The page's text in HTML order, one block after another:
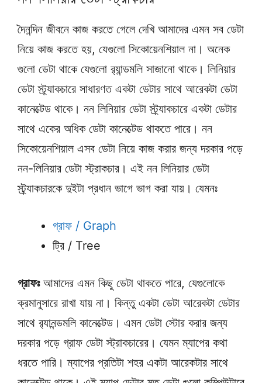
দৈনন্দিন জীবনে কাজ করতে গেলে দেখি আমাদের এমন সব ডেটা
নিয়ে কাজ করতে হয়, যেগুলো সিকোয়েনশিয়াল না। অনেক
গুলো ডেটা থাকে যেগুলো র‍্যান্ডমলি সাজানো থাকে। লিনিয়ার
ডেটা স্ট্র্যাকচারে সাধারণত একটা ডেটার সাথে আরেকটা ডেটা
কানেক্টেড থাকে। নন লিনিয়ার ডেটা স্ট্র্যাকচারে একটা ডেটার
সাথে একের অধিক ডেটা কানেক্টেড থাকতে পারে। নন
সিকোয়েনশিয়াল এসব ডেটা নিয়ে কাজ করার জন্য দরকার পড়ে
নন-লিনিয়ার ডেটা স্ট্রাকচার। এই নন লিনিয়ার ডেটা
স্ট্র্যাকচারকে দুইটা প্রধান ভাগে ভাগ করা যায়। যেমনঃ
গ্রাফ / Graph
ট্রি / Tree
গ্রাফঃআমাদের এমন কিছু ডেটা থাকতে পারে, যেগুলোকে
ক্রমানুসারে রাখা যায় না। কিন্তু একটা ডেটা আরেকটা ডেটার
সাথে র‍্যানন্ডমলি কানেক্টেড। এমন ডেটা স্টোর করার জন্য
দরকার পড়ে গ্রাফ ডেটা স্ট্রাকচারের। যেমন ম্যাপের কথা
ধরতে পারি। ম্যাপের প্রতিটা শহর একটা আরেকটার সাথে